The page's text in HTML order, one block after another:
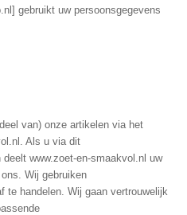
gebruikt uw persoonsgegevens
van) onze artikelen via het
Als u via dit
www.zoet-en-smaakvol.nl uw
Wij gebruiken
te handelen. Wij gaan vertrouwelijk